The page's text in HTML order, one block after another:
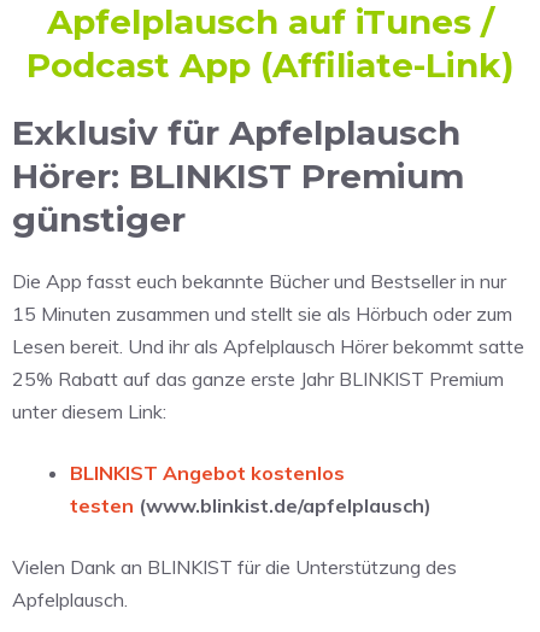
Apfelplausch auf iTunes /
Podcast App (Affiliate-Link)
Exklusiv für Apfelplausch
Hörer: BLINKIST Premium
günstiger
Die App fasst euch bekannte Bücher und Bestseller in nur
15 Minuten zusammen und stellt sie als Hörbuch oder zum
Lesen bereit. Und ihr als Apfelplausch Hörer bekommt satte
25% Rabatt auf das ganze erste Jahr BLINKIST Premium
unter diesem Link:
BLINKIST Angebot kostenlos
testen (www.blinkist.de/apfelplausch)
Vielen Dank an BLINKIST für die Unterstützung des
Apfelplausch.